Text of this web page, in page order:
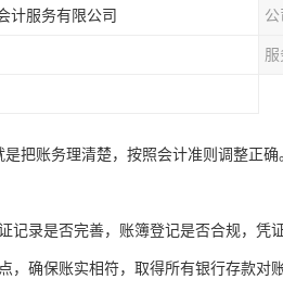
计服务有限公司 公
服
把账务理清楚，按照会计准则调整正确
记录是否完善，账簿登记是否合规，凭
，确保账实相符，取得所有银行存款对